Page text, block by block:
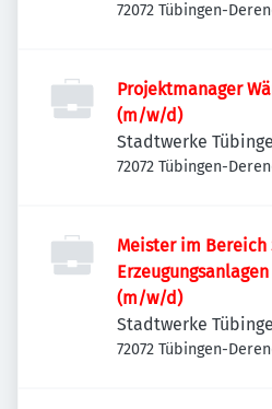
72072 Tübingen-
Projektmanager
(m/w/d)
Stadtwerke
72072 Tübingen-
Meister im
(m/w/d)
Stadtwerke
72072 Tübingen-